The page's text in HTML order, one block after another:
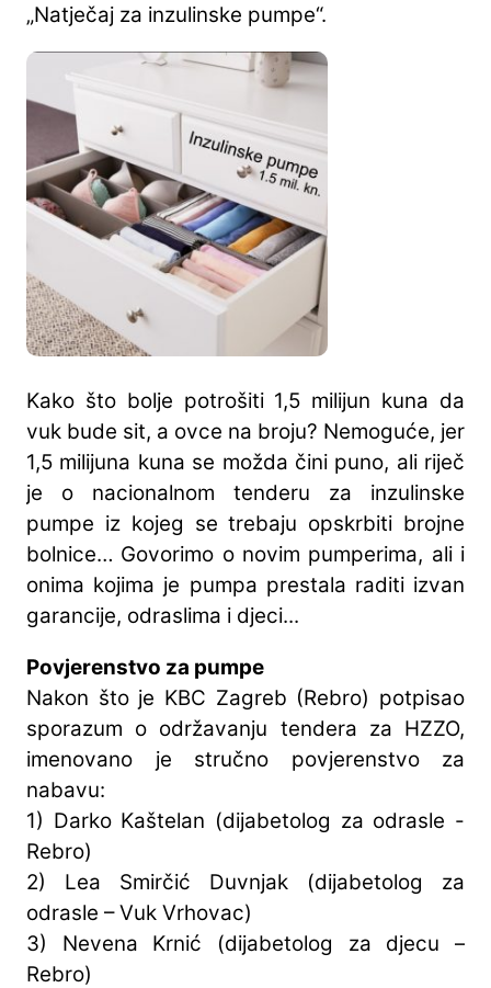
„Natječaj za inzulinske pumpe“.
Kako što bolje potrošiti 1,5 milijun kuna da
vuk bude sit, a ovce na broju? Nemoguće, jer
1,5 milijuna kuna se možda čini puno, ali riječ
je o nacionalnom tenderu za inzulinske
pumpe iz kojeg se trebaju opskrbiti brojne
bolnice… Govorimo o novim pumperima, ali i
onima kojima je pumpa prestala raditi izvan
garancije, odraslima i djeci...
Povjerenstvo za pumpe
Nakon što je KBC Zagreb (Rebro) potpisao
sporazum o održavanju tendera za HZZO,
imenovano je stručno povjerenstvo za
nabavu:
1) Darko Kaštelan (dijabetolog za odrasle -
Rebro)
2) Lea Smirčić Duvnjak (dijabetolog za
odrasle – Vuk Vrhovac)
3) Nevena Krnić (dijabetolog za djecu –
Rebro)